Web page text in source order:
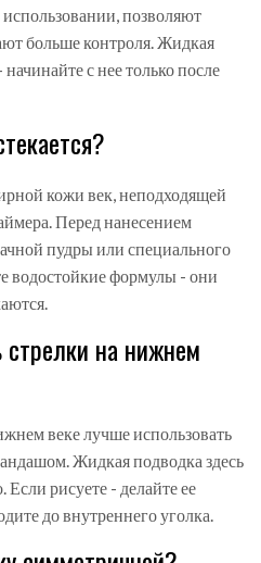
позволяют
больше контроля. Жидкая
с нее только после
кожи век, неподходящей
Перед нанесением
пудры или специального
водостойкие формулы - они
на нижнем
веке лучше использовать
Жидкая подводка здесь
Если рисуете - делайте ее
до внутреннего уголка.